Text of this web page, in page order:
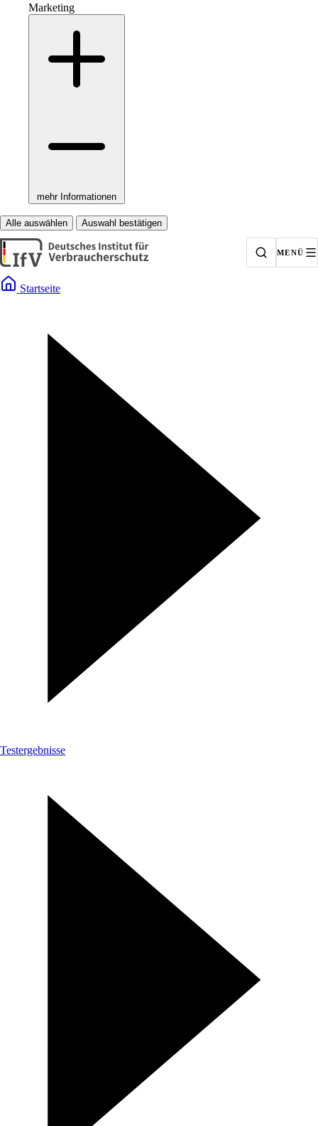
Marketing
mehr Informationen
Alle auswählen Auswahl bestätigen
MENÜ
Startseite
Testergebnisse